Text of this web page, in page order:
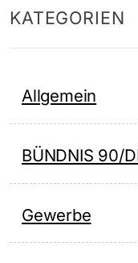
KATEGORIEN
Allgemein
BÜNDNIS 90/
Gewerbe